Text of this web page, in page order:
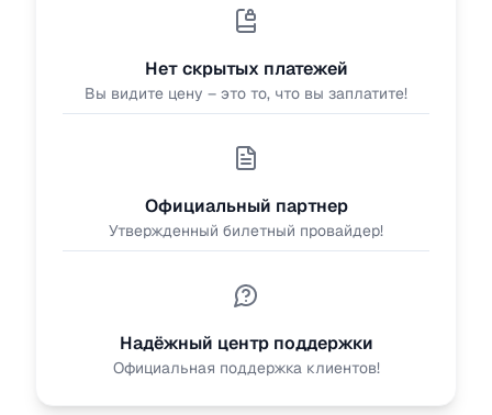
Нет скрытых платежей
Вы видите цену – это то, что вы заплатите!
Официальный партнер
Утвержденный билетный провайдер!
Надёжный центр поддержки
Официальная поддержка клиентов!